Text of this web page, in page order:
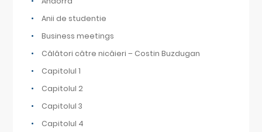
Anii de studentie
Business meetings
Călători către nicăieri – Costin Buzdugan
Capitolul 1
Capitolul 2
Capitolul 3
Capitolul 4